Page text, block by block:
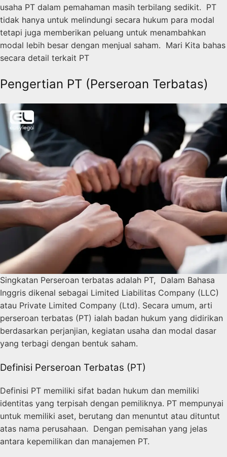
usaha PT dalam pemahaman masih terbilang sedikit. PT
tidak hanya untuk melindungi secara hukum para modal
tetapi juga memberikan peluang untuk menambahkan
modal lebih besar dengan menjual saham. Mari Kita bahas
secara detail terkait PT
Pengertian PT (Perseroan Terbatas)
Singkatan Perseroan terbatas adalah PT, Dalam Bahasa
Inggris dikenal sebagai Limited Liabilitas Company (LLC)
atau Private Limited Company (Ltd). Secara umum, arti
perseroan terbatas (PT) ialah badan hukum yang didirikan
berdasarkan perjanjian, kegiatan usaha dan modal dasar
yang terbagi dengan bentuk saham.
Definisi Perseroan Terbatas (PT)
Definisi PT memiliki sifat badan hukum dan memiliki
identitas yang terpisah dengan pemiliknya. PT mempunyai
untuk memiliki aset, berutang dan menuntut atau dituntut
atas nama perusahaan. Dengan pemisahan yang jelas
antara kepemilikan dan manajemen PT.